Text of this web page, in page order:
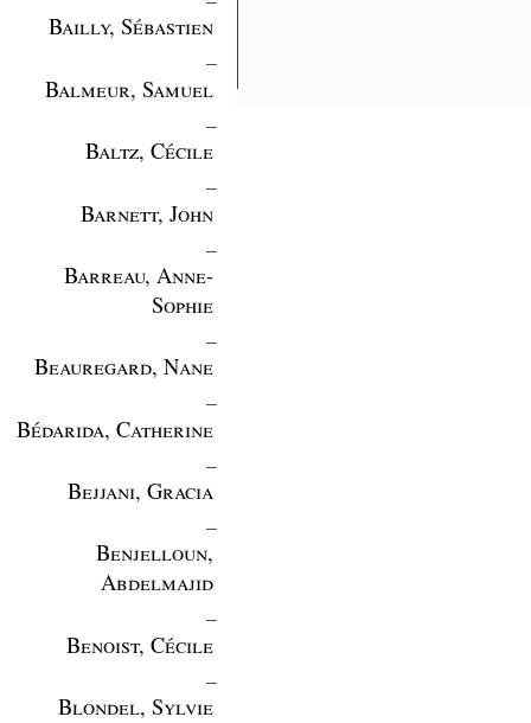
Bailly, Sébastien
Balmeur, Samuel
Baltz, Cécile
Barnett, John
Barreau, Anne-
Sophie
Beauregard, Nane
Bédarida, Catherine
Bejjani, Gracia
Benjelloun,
Abdelmajid
Benoist, Cécile
Blondel, Sylvie